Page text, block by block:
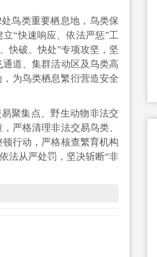
鸟类重要栖息地，鸟类保
“快速响应、依法严惩”工
快破、快处”专项攻坚，坚
道、集群活动区及鸟类高
为鸟类栖息繁衍营造安全
聚集点、野生动物非法交
严格清理非法交易鸟类、
行动，严格核查繁育机构
法从严处罚，坚决斩断“非